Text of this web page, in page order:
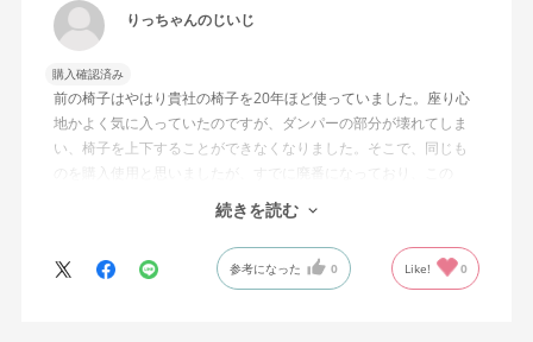
りっちゃんのじいじ
購入確認済み
前の椅子はやはり貴社の椅子を20年ほど使っていました。座り心
地かよく気に入っていたのですが、ダンパーの部分が壊れてしま
い、椅子を上下することができなくなりました。そこで、同じも
のを購入使用と思いましたが、すでに廃番になっており、この
MonEtを購入しました。やや固めの椅子ですが、使っているうち
になじんでくるのではと思っています。フローリング床で使って
いますが、ややキャスターがよく動きすぎるのが難点でしょう
か。
続きを読む
参考になった 0 Like! 0